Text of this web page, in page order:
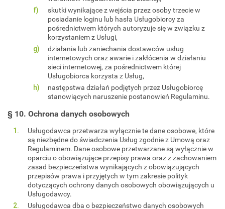
skutki wynikające z wejścia przez osoby trzecie w
posiadanie loginu lub hasła Usługobiorcy za
pośrednictwem których autoryzuje się w związku z
korzystaniem z Usługi,
działania lub zaniechania dostawców usług
internetowych oraz awarie i zakłócenia w działaniu
sieci internetowej, za pośrednictwem której
Usługobiorca korzysta z Usług,
następstwa działań podjętych przez Usługobiorcę
stanowiących naruszenie postanowień Regulaminu.
§ 10. Ochrona danych osobowych
Usługodawca przetwarza wyłącznie te dane osobowe, które
są niezbędne do świadczenia Usług zgodnie z Umową oraz
Regulaminem. Dane osobowe przetwarzane są wyłącznie w
oparciu o obowiązujące przepisy prawa oraz z zachowaniem
zasad bezpieczeństwa wynikających z obowiązujących
przepisów prawa i przyjętych w tym zakresie polityk
dotyczących ochrony danych osobowych obowiązujących u
Usługodawcy.
Usługodawca dba o bezpieczeństwo danych osobowych